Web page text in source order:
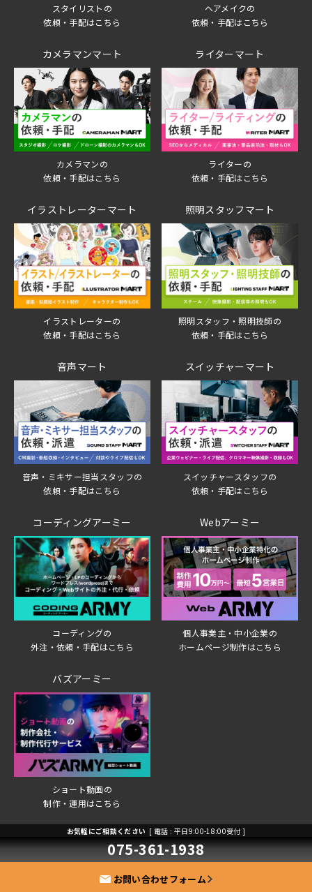
お気軽にご相談ください [ 電話 : 平日9:00-18:00受付 ]
075-361-1938
お問い合わせフォーム
スタイリストの
依頼・手配はこちら
ヘアメイクの
依頼・手配はこちら
カメラマンマート
カメラマンの
依頼・手配はこちら
ライターマート
ライターの
依頼・手配はこちら
イラストレーターマート
イラストレーターの
依頼・手配はこちら
照明スタッフマート
照明スタッフ・照明技師の
依頼・手配はこちら
音声マート
音声・ミキサー担当スタッフの
依頼・手配はこちら
スイッチャーマート
スイッチャースタッフの
依頼・手配はこちら
コーディングアーミー
コーディングの
外注・依頼・手配はこちら
Webアーミー
個人事業主・中小企業の
ホームページ制作はこちら
バズアーミー
ショート動画の
制作・運用はこちら
個人情報保護方針
ご利用規約
運営会社
お役立ち情報サイト
2026 © Japan Planning Communications